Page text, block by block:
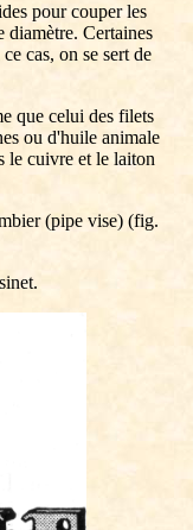
pour couper les
diamètre. Certaines
cas, on se sert de
que celui des filets
ou d'huile animale
le cuivre et le laiton
(pipe vise) (fig.